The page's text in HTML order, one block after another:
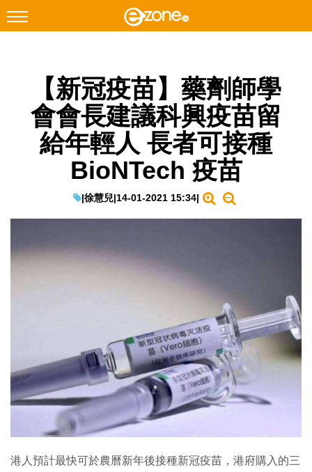
Facebook Instagram
科技焦點
網絡生活
EduTech
IT Times
【新冠疫苗】藥劑師學
會會長建議科興疫苗留
給年輕人 長者可接種
BioNTech 疫苗
|徐慧兒|14-01-2021 15:34|
港人預計最快可於農曆新年後接種新冠疫苗，港府購入的三